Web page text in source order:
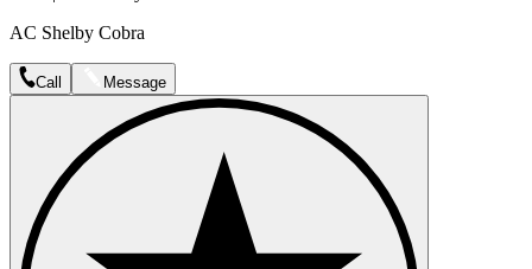
AC Shelby Cobra
Call Message